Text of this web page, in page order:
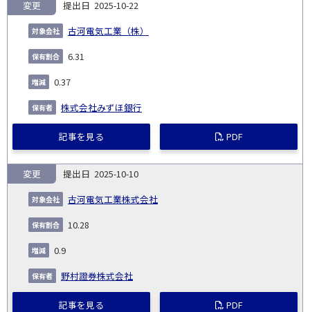
2025-10-22
古河電気工業（株）
変更
6.31
0.37
株式会社みずほ銀行
記事を見る PDF
2025-10-10
古河電気工業株式会社
変更
10.28
0.9
野村證券株式会社
記事を見る PDF